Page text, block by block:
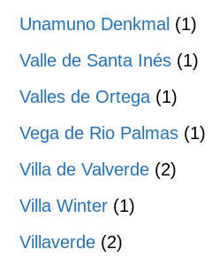
Unamuno Denkmal (1)
Valle de Santa Inés (1)
Valles de Ortega (1)
Vega de Rio Palmas (1)
Villa de Valverde (2)
Villa Winter (1)
Villaverde (2)